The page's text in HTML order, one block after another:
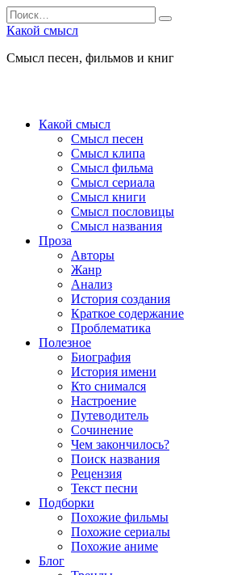
Перейти
к
Search
for:
Какой смысл
Смысл песен, фильмов и книг
Какой смысл
Смысл песен
Смысл клипа
Смысл фильма
Смысл сериала
Смысл книги
Смысл пословицы
Смысл названия
Проза
Авторы
Жанр
Анализ
История создания
Краткое содержание
Проблематика
Полезное
Биография
История имени
Кто снимался
Настроение
Путеводитель
Сочинение
Чем закончилось?
Поиск названия
Рецензия
Текст песни
Подборки
Похожие фильмы
Похожие сериалы
Похожие аниме
Блог